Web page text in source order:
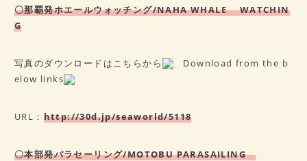
〇那覇発ホエールウォッチング/NAHA WHALE WATCHIN
G
写真のダウンロードはこちらから
Download from the b
elow links
URL： http://30d.jp/seaworld/5118
〇本部発パラセーリング/MOTOBU PARASAILING